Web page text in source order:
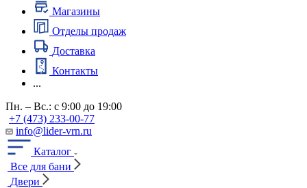
Магазины
Отделы продаж
Доставка
Контакты
...
Пн. – Вс.: с 9:00 до 19:00
+7 (473) 233-00-77
info@lider-vrn.ru
Каталог
Все для бани
Двери